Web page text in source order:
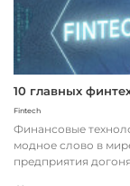
10 главных
Fintech
Финансовые
модное слово в
предприятия